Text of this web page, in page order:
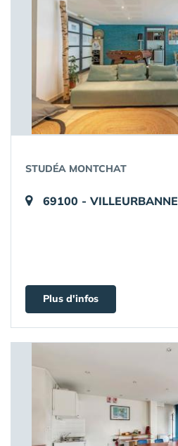
STUDÉA MONTCHAT
69100 - VILLEURBANNE
Plus d'infos